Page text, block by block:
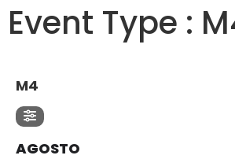
Event Type :
M4
AGOSTO